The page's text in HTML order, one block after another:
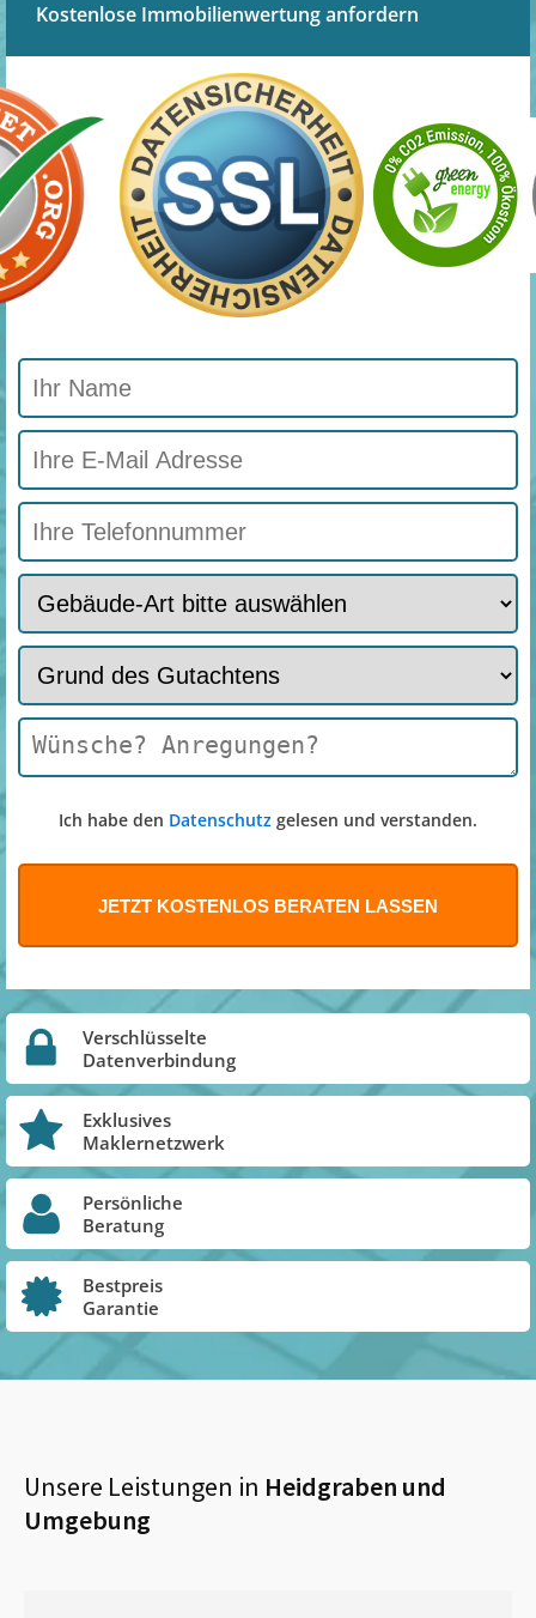
Kostenlose Immobilienwertung anfordern
Ich habe den Datenschutz gelesen und verstanden.
Verschlüsselte
Datenverbindung
Exklusives
Maklernetzwerk
Persönliche
Beratung
Bestpreis
Garantie
Unsere Leistungen in Heidgraben und
Umgebung